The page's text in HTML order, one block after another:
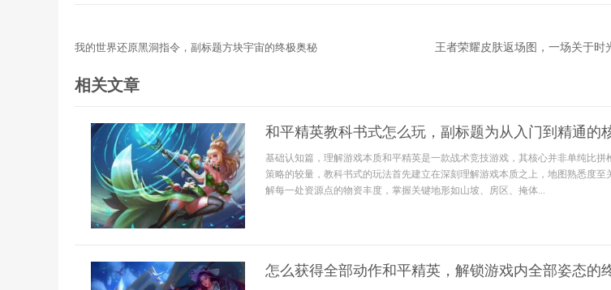
我的世界还原黑洞指令，副标题方块宇宙的终极奥秘 王者荣耀皮肤返场图，一场关于时
相关文章
和平精英教科书式怎么玩，副标题为从入门到精通的
基础认知篇，理解游戏本质和平精英是一款战术竞技游戏，其核心并非单纯比拼
策略的较量，教科书式的玩法首先建立在深刻理解游戏本质之上，地图熟悉度至
解每一处资源点的物资丰度，掌握关键地形如山坡、房区、掩体...
怎么获得全部动作和平精英，解锁游戏内全部姿态的